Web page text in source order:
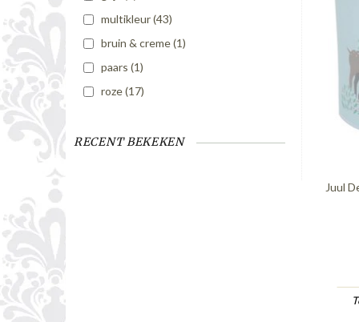
multikleur(43)
bruin & creme(1)
paars (1)
roze(17)
RECENT BEKEKEN
Juul